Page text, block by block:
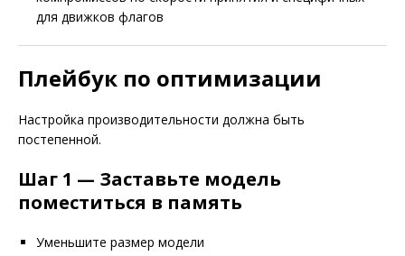
для движков флагов
Плейбук по оптимизации
Настройка производительности должна быть
постепенной.
Шаг 1 — Заставьте модель
поместиться в память
Уменьшите размер модели